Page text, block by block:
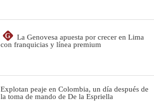
G
La Genovesa apuesta por crecer en Lima
con franquicias y línea premium
Explotan peaje en Colombia, un día después de
la toma de mando de De la Espriella